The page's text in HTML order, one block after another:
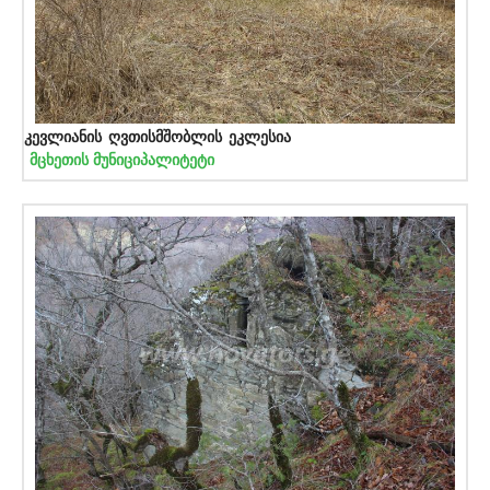
კევლიანის ღვთისმშობლის ეკლესია
მცხეთის მუნიციპალიტეტი